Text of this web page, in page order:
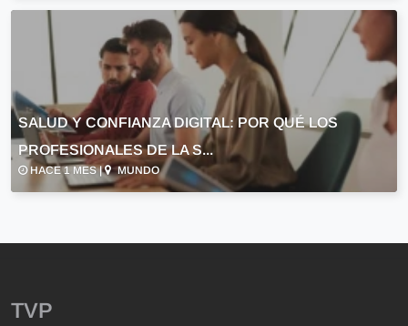
SALUD Y CONFIANZA DIGITAL: POR QUÉ LOS
PROFESIONALES DE LA S...
HACE 1 MES | MUNDO
TVP